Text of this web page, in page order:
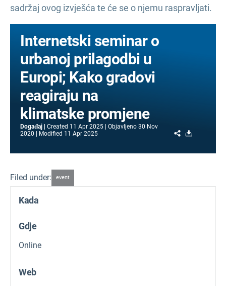
sadržaj ovog izvješća te će se o njemu raspravljati.
Internetski seminar o
urbanoj prilagodbi u
Europi; Kako gradovi
reagiraju na
klimatske promjene
Događaj Created 11 Apr 2025 Objavljeno 30 Nov
2020
Modified 11 Apr 2025 Share
Filed under: event
Kada
Gdje
Online
Web